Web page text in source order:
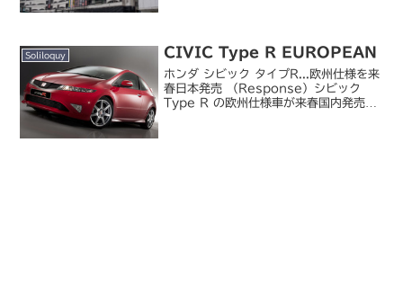
Soliloquy CIVIC Type R EUROPEAN
ホンダ シビック タイプR...欧州仕様を来
春日本発売 （Response）シビック
Type R の欧州仕様車が来春国内発売